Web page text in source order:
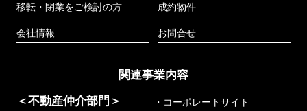
移転・閉業をご検討の方
会社情報
成約物件
お問合せ
関連事業内容
＜不動産仲介部門＞
・コーポレートサイト